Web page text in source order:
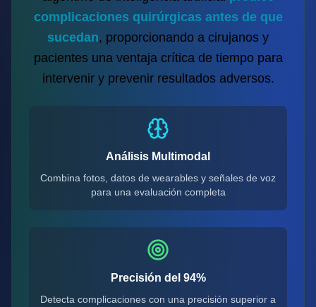
complicaciones quirúrgicas antes de que
sucedan, proporcionando a cirujanos y
pacientes una ventaja crítica de tiempo para
intervenir y prevenir resultados adversos.
Análisis Multimodal
Combina fotos, datos de wearables y señales de voz
para una evaluación completa
Precisión del 94%
Detecta complicaciones con una precisión superior a